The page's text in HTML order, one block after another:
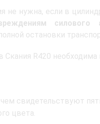
не нужна, если в
силового
остановки
Скания R420
свидетельствуют
цвета.